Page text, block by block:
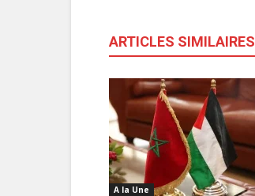
ARTICLES SIMILAIRES
A la Une